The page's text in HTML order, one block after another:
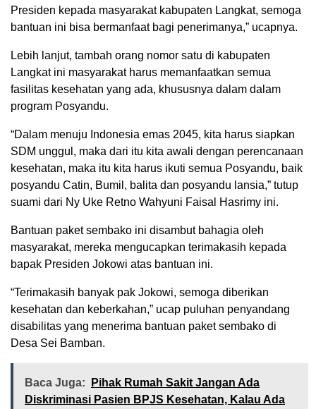
Presiden kepada masyarakat kabupaten Langkat, semoga
bantuan ini bisa bermanfaat bagi penerimanya,” ucapnya.
Lebih lanjut, tambah orang nomor satu di kabupaten
Langkat ini masyarakat harus memanfaatkan semua
fasilitas kesehatan yang ada, khususnya dalam dalam
program Posyandu.
“Dalam menuju Indonesia emas 2045, kita harus siapkan
SDM unggul, maka dari itu kita awali dengan perencanaan
kesehatan, maka itu kita harus ikuti semua Posyandu, baik
posyandu Catin, Bumil, balita dan posyandu lansia,” tutup
suami dari Ny Uke Retno Wahyuni Faisal Hasrimy ini.
Bantuan paket sembako ini disambut bahagia oleh
masyarakat, mereka mengucapkan terimakasih kepada
bapak Presiden Jokowi atas bantuan ini.
“Terimakasih banyak pak Jokowi, semoga diberikan
kesehatan dan keberkahan,” ucap puluhan penyandang
disabilitas yang menerima bantuan paket sembako di
Desa Sei Bamban.
Baca Juga:
Pihak Rumah Sakit Jangan Ada
Diskriminasi Pasien BPJS Kesehatan, Kalau Ada